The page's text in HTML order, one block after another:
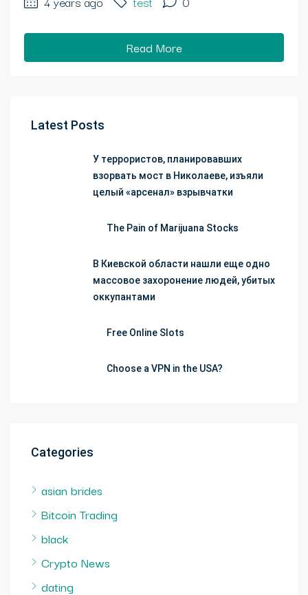
Read More
Latest Posts
У террористов, планировавших
взорвать мост в Николаеве, изъяли
целый «арсенал» взрывчатки
The Pain of Marijuana Stocks
В Киевской области нашли еще одно
массовое захоронение людей, убитых
оккупантами
Free Online Slots
Choose a VPN in the USA?
Categories
asian brides
Bitcoin Trading
black
Crypto News
dating